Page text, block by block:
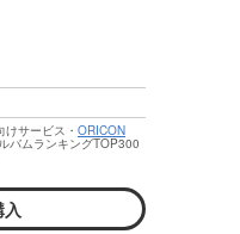
けサービス・ ORICON
バムランキングTOP300